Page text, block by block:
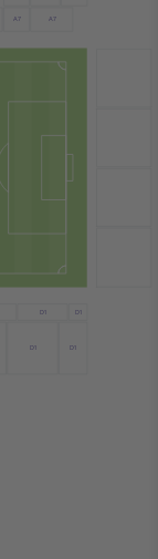
A7 A7
D1
D1
D1
D1